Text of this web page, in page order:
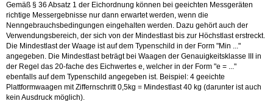
Gemäß § 36 Absatz 1 der Eichordnung können bei geeichten Messgeräten
richtige Messergebnisse nur dann erwartet werden, wenn die
Nenngebrauchsbedingungen eingehalten werden. Dazu gehört auch der
Verwendungsbereich, der sich von der Mindestlast bis zur Höchstlast erstreckt.
Die Mindestlast der Waage ist auf dem Typenschild in der Form "Min ..."
angegeben. Die Mindestlast beträgt bei Waagen der Genauigkeitsklasse III in
der Regel das 20-fache des Eichwertes e, welcher in der Form "e = ..."
ebenfalls auf dem Typenschild angegeben ist. Beispiel: 4 geeichte
Plattformwaagen mit Ziffernschritt 0,5kg = Mindestlast 40 kg (darunter ist auch
kein Ausdruck möglich).